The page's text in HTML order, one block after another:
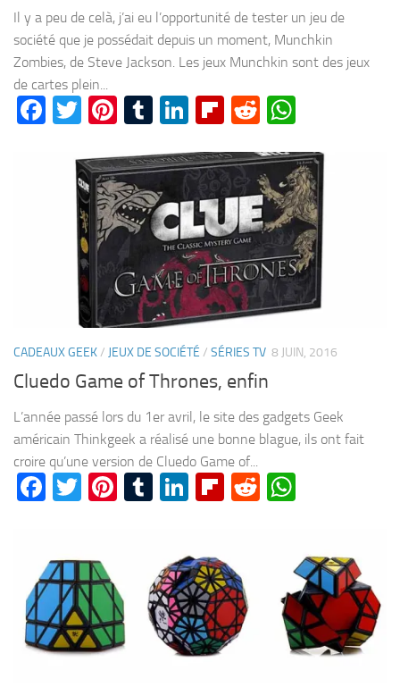
Il y a peu de celà, j’ai eu l’opportunité de tester un jeu de
société que je possédait depuis un moment, Munchkin
Zombies, de Steve Jackson. Les jeux Munchkin sont des jeux
de cartes plein...
Facebook
Twitter
Pinterest
Tumblr
LinkedIn
Flipboard
Reddit
CADEAUX GEEK/ JEUX DE SOCIÉTÉ / SÉRIES TV 8 JUIN, 2016
Cluedo Game of Thrones, enfin
L’année passé lors du 1er avril, le site des gadgets Geek
américain Thinkgeek a réalisé une bonne blague, ils ont fait
croire qu’une version de Cluedo Game of...
Facebook
Twitter
Pinterest
Tumblr
LinkedIn
Flipboard
Reddit